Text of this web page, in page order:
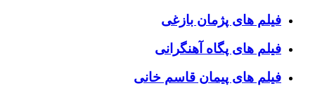
فیلم های پژمان بازغی
فیلم های پگاه آهنگرانی
فیلم های پیمان قاسم خانی